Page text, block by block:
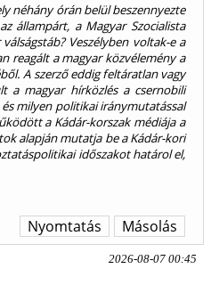
néhány órán belül beszennyezte
állampárt, a Magyar Szocialista
Veszélyben voltak-e a
reagált a magyar közvélemény a
A szerző eddig feltáratlan vagy
a magyar hírközlés a csernobili
milyen politikai iránymutatással
a Kádár-korszak médiája a
alapján mutatja be a Kádár-kori
időszakot határol el,
Másolás
Nyomtatás
2026-08-07 00:45